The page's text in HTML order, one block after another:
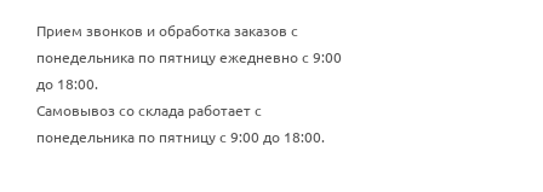
Прием звонков и обработка заказов с
понедельника по пятницу ежедневно с 9:00
до 18:00.
Самовывоз со склада работает с
понедельника по пятницу с 9:00 до 18:00.